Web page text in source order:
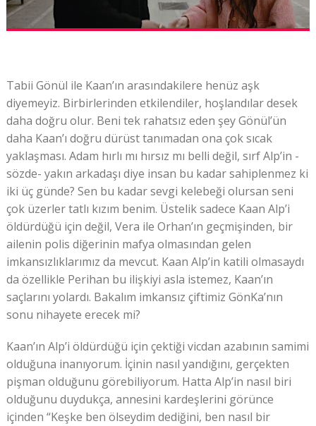
Tabii Gönül ile Kaan’ın arasındakilere henüz aşk
diyemeyiz. Birbirlerinden etkilendiler, hoşlandılar desek
daha doğru olur. Beni tek rahatsız eden şey Gönül’ün
daha Kaan’ı doğru dürüst tanımadan ona çok sıcak
yaklaşması. Adam hırlı mı hırsız mı belli değil, sırf Alp’in -
sözde- yakın arkadaşı diye insan bu kadar sahiplenmez ki
iki üç günde? Sen bu kadar sevgi kelebeği olursan seni
çok üzerler tatlı kızım benim. Üstelik sadece Kaan Alp’i
öldürdüğü için değil, Vera ile Orhan’ın geçmişinden, bir
ailenin polis diğerinin mafya olmasından gelen
imkansızlıklarımız da mevcut. Kaan Alp’in katili olmasaydı
da özellikle Perihan bu ilişkiyi asla istemez, Kaan’ın
saçlarını yolardı. Bakalım imkansız çiftimiz GönKa’nın
sonu nihayete erecek mi?
Kaan’ın Alp’i öldürdüğü için çektiği vicdan azabının samimi
olduğuna inanıyorum. İçinin nasıl yandığını, gerçekten
pişman olduğunu görebiliyorum. Hatta Alp’in nasıl biri
olduğunu duydukça, annesini kardeşlerini görünce
içinden “Keşke ben ölseydim dediğini, ben nasıl bir